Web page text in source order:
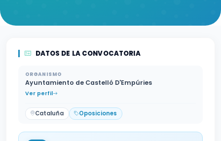
DATOS DE LA CONVOCATORIA
ORGANISMO
Ayuntamiento de Castelló D'Empúries
Ver perfil
Cataluña Oposiciones